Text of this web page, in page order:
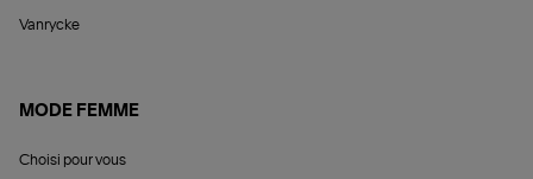
Vanrycke
MODE FEMME
Choisi pour vous